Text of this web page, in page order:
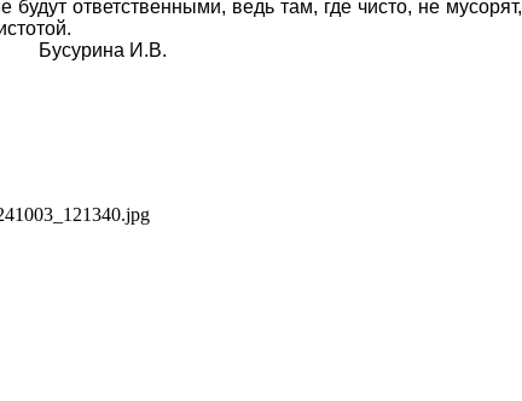
ответственными, ведь там, где чисто, не